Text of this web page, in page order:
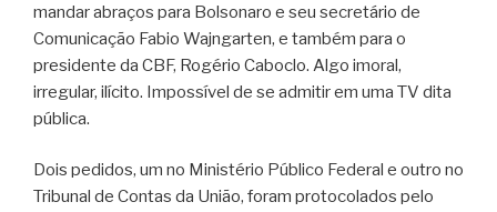
mandar abraços para Bolsonaro e seu secretário de
Comunicação Fabio Wajngarten, e também para o
presidente da CBF, Rogério Caboclo. Algo imoral,
irregular, ilícito. Impossível de se admitir em uma TV dita
pública.
Dois pedidos, um no Ministério Público Federal e outro no
Tribunal de Contas da União, foram protocolados pelo